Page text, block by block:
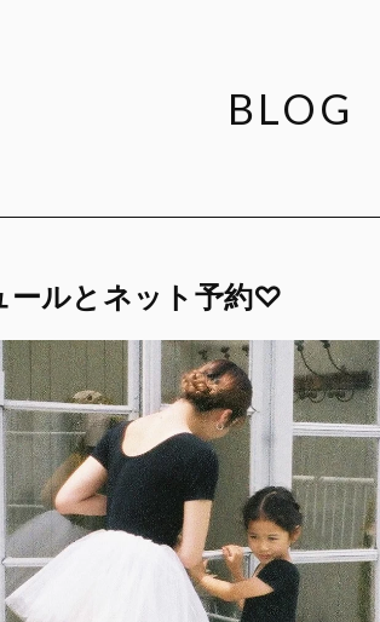
BLOG
ールとネット予約♡